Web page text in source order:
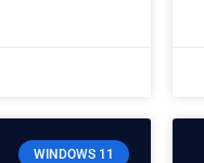
WINDOWS 11